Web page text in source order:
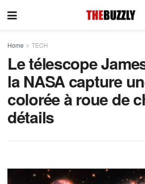
Home TECH
Le télescope
la NASA capture
colorée à roue de
détails